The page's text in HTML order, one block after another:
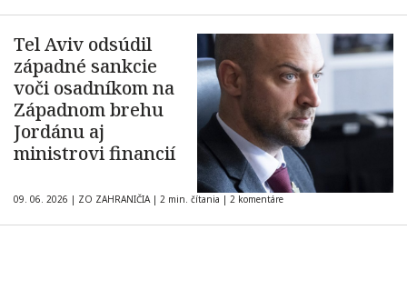
Tel Aviv odsúdil
západné sankcie
voči osadníkom na
Západnom brehu
Jordánu aj
ministrovi financií
09. 06. 2026 | ZO ZAHRANIČIA | 2 min. čítania | 2 komentáre